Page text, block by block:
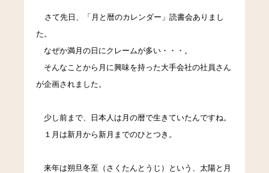
さて先日、「月と暦のカレンダー」読書会ありまし
た。
なぜか満月の日にクレームが多い・・・。
そんなことから月に興味を持った大手会社の社員さん
が企画されました。
少し前まで、日本人は月の暦で生きていたんですね。
１月は新月から新月までのひとつき。
来年は朔旦冬至（さくたんとうじ）という、太陽と月